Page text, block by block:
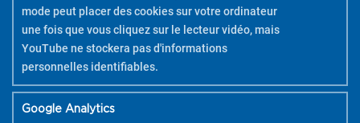
mode peut placer des cookies sur votre ordinateur
une fois que vous cliquez sur le lecteur vidéo, mais
YouTube ne stockera pas d'informations
personnelles identifiables.
Google Analytics